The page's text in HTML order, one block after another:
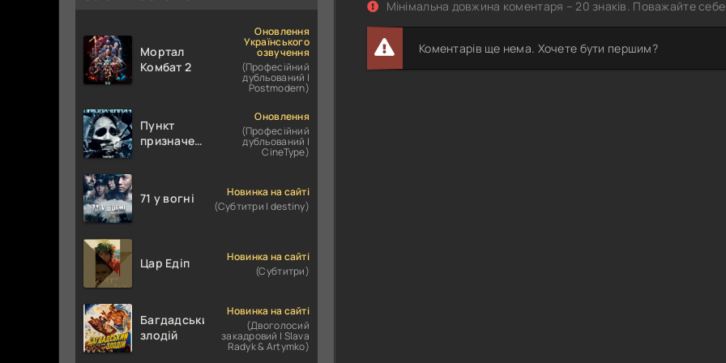
Мінімальна довжина коментаря – 20 знаків. Поважайте себе
Коментарів ще нема. Хочете бути першим?
Мортал
Комбат 2
Оновлення
Українського
озвучення
(Професійний
дубльований |
Postmodern)
Пункт
призначення
Оновлення
(Професійний
дубльований |
CineType)
71 у вогні
Новинка на сайті
(Субтитри | destiny)
Цар Едіп
Новинка на сайті
(Субтитри)
Багдадський
злодій
Новинка на сайті
(Двоголосий
закадровий | Slava
Radyk & Artymko)